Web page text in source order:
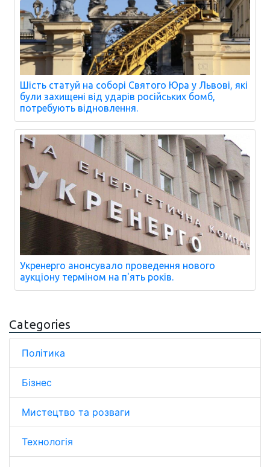
Шість статуй на соборі Святого Юра у Львові, які
були захищені від ударів російських бомб,
потребують відновлення.
Укренерго анонсувало проведення нового
аукціону терміном на п'ять років.
Categories
Політика
Бізнес
Мистецтво та розваги
Технологія